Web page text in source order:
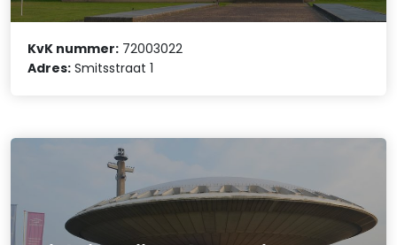
KvK nummer: 72003022
Adres: Smitsstraat 1